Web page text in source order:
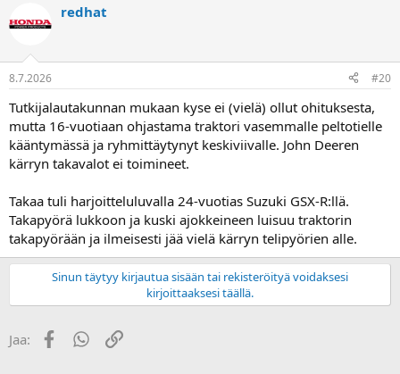
redhat
8.7.2026 #20
Tutkijalautakunnan mukaan kyse ei (vielä) ollut ohituksesta,
mutta 16-vuotiaan ohjastama traktori vasemmalle peltotielle
kääntymässä ja ryhmittäytynyt keskiviivalle. John Deeren
kärryn takavalot ei toimineet.
Takaa tuli harjoitteluluvalla 24-vuotias Suzuki GSX-R:llä.
Takapyörä lukkoon ja kuski ajokkeineen luisuu traktorin
takapyörään ja ilmeisesti jää vielä kärryn telipyörien alle.
Sinun täytyy kirjautua sisään tai rekisteröityä voidaksesi
kirjoittaaksesi täällä.
Jaa: FacebookWhatsApp
Linkki